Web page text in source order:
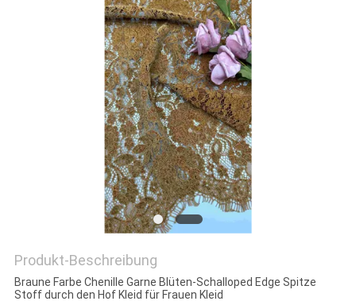
Produkt-Beschreibung
Braune Farbe Chenille Garne Blüten-Schalloped Edge Spitze
Stoff durch den Hof Kleid für Frauen Kleid